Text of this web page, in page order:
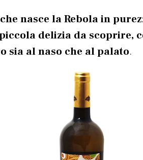
nasce la Rebola in
delizia da scoprire,
sia al naso che al palato.